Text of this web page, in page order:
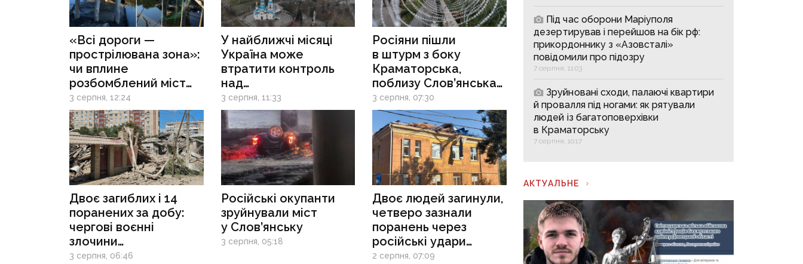
«Всі дороги —
прострілювана зона»:
чи вплине
розбомблений міст
у Слов’янську
на логістику
та евакуацію
цивільних
3 серпня, 12:24
У найближчі місяці
Україна може
втратити контроль
над
Костянтинівкою, —
військові
3 серпня, 11:33
Росіяни пішли
в штурм з боку
Краматорська,
поблизу Слов’янська
існує ризик «лещат»
для всієї агломерації
3 серпня, 07:30
Двоє загиблих і 14
поранених за добу:
чергові воєнні
злочини
рф на Донеччині
3 серпня, 06:46
Російські окупанти
зруйнували міст
у Слов’янську
3 серпня, 05:18
Двоє людей загинули,
четверо зазнали
поранень через
російські удари
по Донеччині
2 серпня, 07:09
Під час оборони Маріуполя
дезертирував і перейшов на бік рф:
прикордоннику з «Азовсталі»
повідомили про підозру
7 серпня, 11:03
Зруйновані сходи, палаючі квартири
й провалля під ногами: як рятували
людей із багатоповерхівки
в Краматорську
7 серпня, 10:17
АКТУАЛЬНЕ